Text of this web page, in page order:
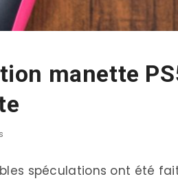
manette
spéculations ont été